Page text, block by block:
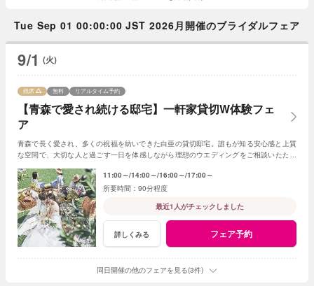
Tue Sep 01 00:00:00 JST 2026月開催のブライダルフェア
9/1 (火)
【青森で愛され続ける邸宅】一軒家貸切W体験フェ
ア
残席 無料 リアルタイム予約
青森で長く愛され、多くの祝福を紡いできた白亜の貸切邸宅。誰もが知る安心感と上質
な空間で、大切な人と過ごす一日を体感しながら理想のウエディングをご相談いただけ
11:00～ 14:00～ 16:00～ 17:00～
90分程度
最近1人がチェックしました
詳しくみる フェア予約
同日開催の他のフェアを見る(3件)